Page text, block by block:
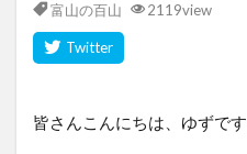
富山の百山
2119view
皆さんこんにちは、ゆずです